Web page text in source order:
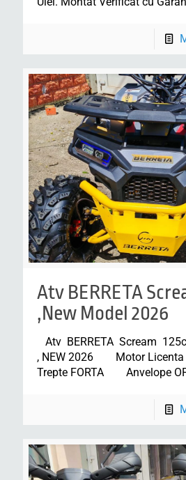
Atv BERRETA
,New Model 2026
Atv BERRETA Scream
, NEW 2026 Motor Licenta
Trepte FORTA Anvelope